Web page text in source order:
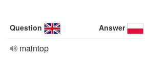
Question Answer
maintop